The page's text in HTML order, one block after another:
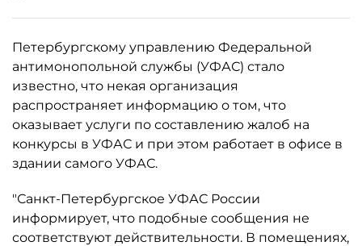
Петербургскому управлению Федеральной
антимонопольной службы (УФАС) стало
известно, что некая организация
распространяет информацию о том, что
оказывает услуги по составлению жалоб на
конкурсы в УФАС и при этом работает в офисе в
здании самого УФАС.
"Санкт-Петербургское УФАС России
информирует, что подобные сообщения не
соответствуют действительности. В помещениях,